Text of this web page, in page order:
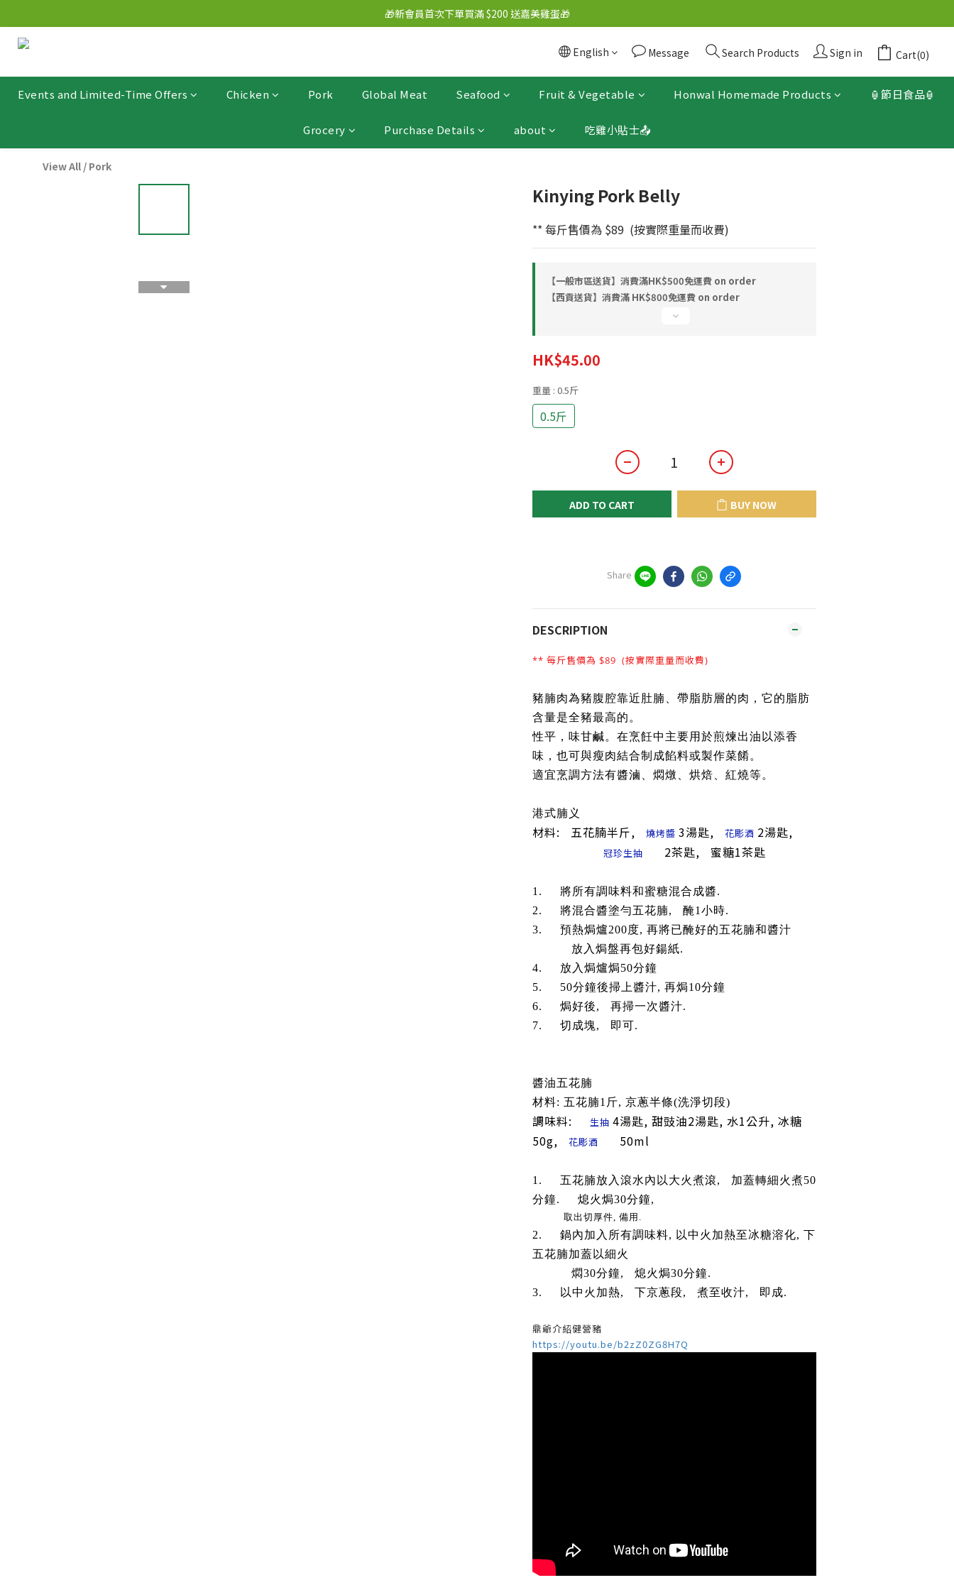
🎁新會員首次下單買滿 $200 送嘉美雞蛋🎁
English Message Search Products Sign in Cart(0)
Events and Limited-Time Offers Chicken Pork Global Meat Seafood Fruit & Vegetable Honwal Homemade Products 🏮節日食品🏮
Grocery Purchase Details about 吃雞小貼士📤
View All / Pork
Kinying Pork Belly
** 每斤售價為 $89  (按實際重量而收費)
【一般市區送貨】消費滿HK$500免運費 on order
【西貢送貨】消費滿 HK$800免運費 on order
HK$45.00
重量 : 0.5斤
0.5斤
ADD TO CART BUY NOW
Share
DESCRIPTION
** 每斤售價為 $89 (按實際重量而收費)
豬腩肉為豬腹腔靠近肚腩、帶脂肪層的肉，它的脂肪
含量是全豬最高的。
性平，味甘鹹。在烹飪中主要用於煎煉出油以添香
味，也可與瘦肉結合制成餡料或製作菜餚。
適宜烹調方法有醬滷、燜燉、烘焙、紅燒等。
港式腩义
材料: 五花腩半斤, 燒烤醬 3湯匙, 花彫酒 2湯匙,
冠珍生抽 2茶匙, 蜜糖1茶匙
1. 將所有調味料和蜜糖混合成醬.
2. 將混合醬塗勻五花腩, 醃1小時.
3. 預熱焗爐200度, 再將已醃好的五花腩和醬汁
放入焗盤再包好鍚紙.
4. 放入焗爐焗50分鐘
5. 50分鐘後掃上醬汁, 再焗10分鐘
6. 焗好後, 再掃一次醬汁.
7. 切成塊, 即可.
醬油五花腩
材料: 五花腩1斤, 京蔥半條(洗淨切段)
調味料: 生抽 4湯匙, 甜豉油2湯匙, 水1公升, 冰糖
50g,
花彫酒 50ml
1. 五花腩放入滾水內以大火煮滾, 加蓋轉細火煮50
分鐘. 熄火焗30分鐘,
取出切厚件, 備用.
2. 鍋內加入所有調味料, 以中火加熱至冰糖溶化, 下
五花腩加蓋以細火
燜30分鐘, 熄火焗30分鐘.
3. 以中火加熱, 下京蔥段, 煮至收汁, 即成.
鼎爺介紹健營豬
https://youtu.be/b2zZ0ZG8H7Q